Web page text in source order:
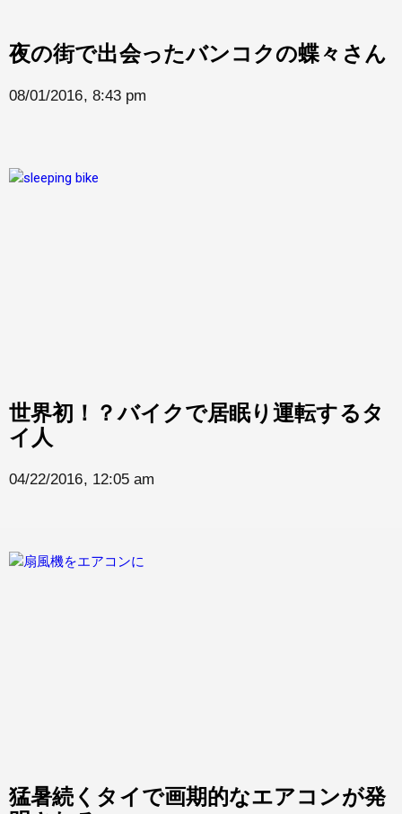
夜の街で出会ったバンコクの蝶々さん
08/01/2016, 8:43 pm
世界初！？バイクで居眠り運転するタ
イ人
04/22/2016, 12:05 am
猛暑続くタイで画期的なエアコンが発